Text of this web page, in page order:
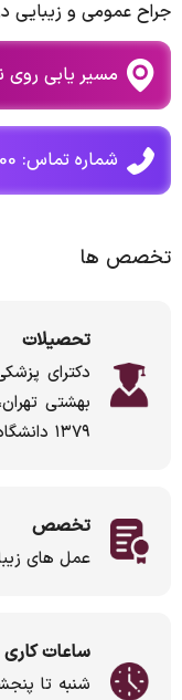
جراح عمومی و زیبایی
مسیر یابی روی
شماره تماس: 09109213300 - 02133790898
تخصص ها
تحصیلات
۱۳۷۹ دانشگاه شهید بهشتی تهران
تخصص
عمل های
ساعات کاری